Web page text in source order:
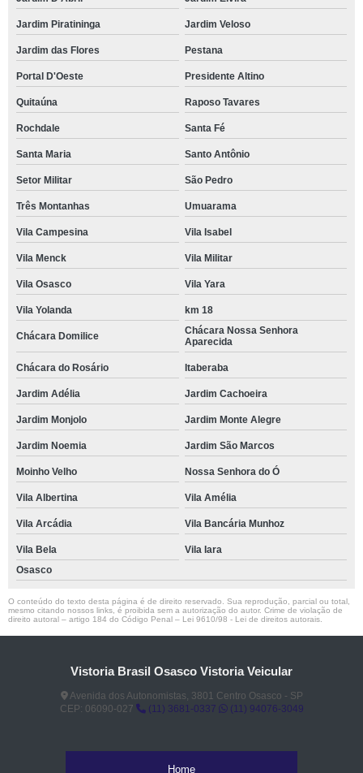
Jardim Piratininga Jardim Veloso
Jardim das Flores Pestana
Portal D'Oeste Presidente Altino
Quitaúna Raposo Tavares
Rochdale Santa Fé
Santa Maria Santo Antônio
Setor Militar São Pedro
Três Montanhas Umuarama
Vila Campesina Vila Isabel
Vila Menck Vila Militar
Vila Osasco Vila Yara
Vila Yolanda km 18
Chácara Domilice
Chácara Nossa Senhora
Aparecida
Chácara do Rosário Itaberaba
Jardim Adélia Jardim Cachoeira
Jardim Monjolo Jardim Monte Alegre
Jardim Noemia Jardim São Marcos
Moinho Velho Nossa Senhora do Ó
Vila Albertina Vila Amélia
Vila Arcádia Vila Bancária Munhoz
Vila Bela
Vila Iara
Osasco
O conteúdo do texto desta página é de direito reservado. Sua reprodução, parcial ou total,
mesmo citando nossos links, é proibida sem a autorização do autor. Crime de violação de
direito autoral – artigo 184 do Código Penal – Lei 9610/98 - Lei de direitos autorais
Vistoria Brasil Osasco Vistoria Veicular
Avenida dos Autonomistas, 3801 Centro Osasco - SP
CEP: 06090-027
(11) 3681-0337 (11) 94076-3049
Home